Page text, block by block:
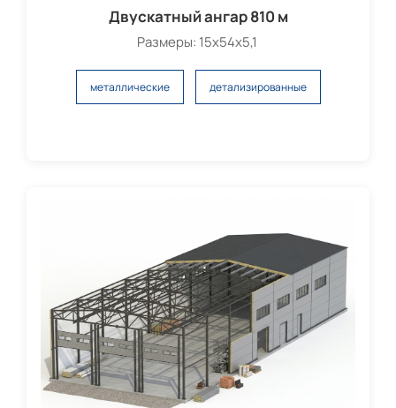
Двускатный ангар 810 м
Размеры: 15х54х5,1
металлические детализированные